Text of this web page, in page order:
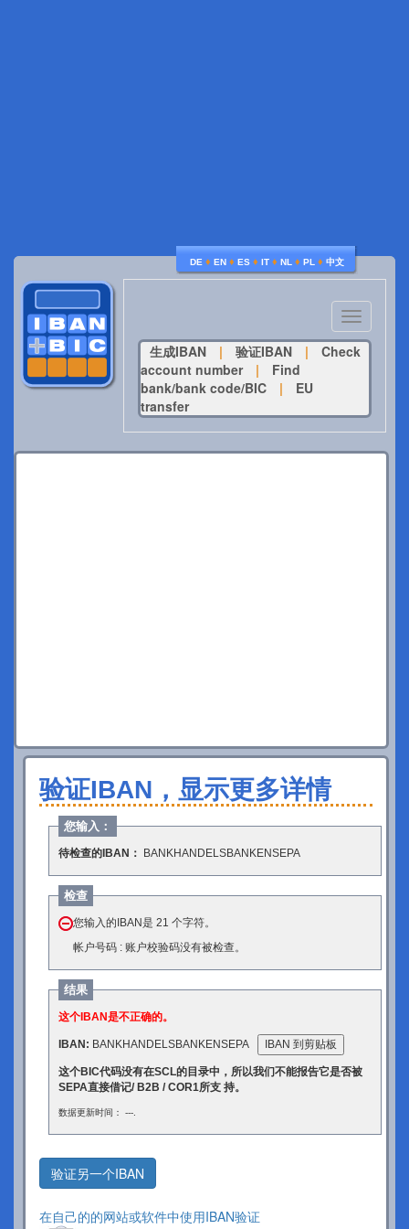
DE ♦ EN ♦ ES ♦ IT ♦ NL ♦ PL ♦ 中文
Toggle
navigation
生成IBAN
| 验证IBAN |
Check
account number
|
Find
bank/bank code/BIC
|
EU
transfer
验证IBAN，显示更多详情
您输入：
待检查的IBAN： BANKHANDELSBANKENSEPA
检查
您输入的IBAN是 21 个字符。
帐户号码 : 账户校验码没有被检查。
结果
这个IBAN是不正确的。
IBAN: BANKHANDELSBANKENSEPA IBAN 到剪贴板
这个BIC代码没有在SCL的目录中，所以我们不能报告它是否被
SEPA直接借记/ B2B / COR1所支 持。
数据更新时间： ---.
验证另一个IBAN
在自己的的网站或软件中使用IBAN验证